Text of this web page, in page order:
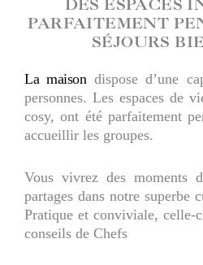
DES ESPACES
PARFAITEMENT
SÉJOURS
La maison dispose d’une
personnes. Les espaces de
cosy, ont été parfaitement
accueillir les groupes.
Vous vivrez des moments
partages dans notre superbe
Pratique et conviviale, celle-
conseils de Chefs